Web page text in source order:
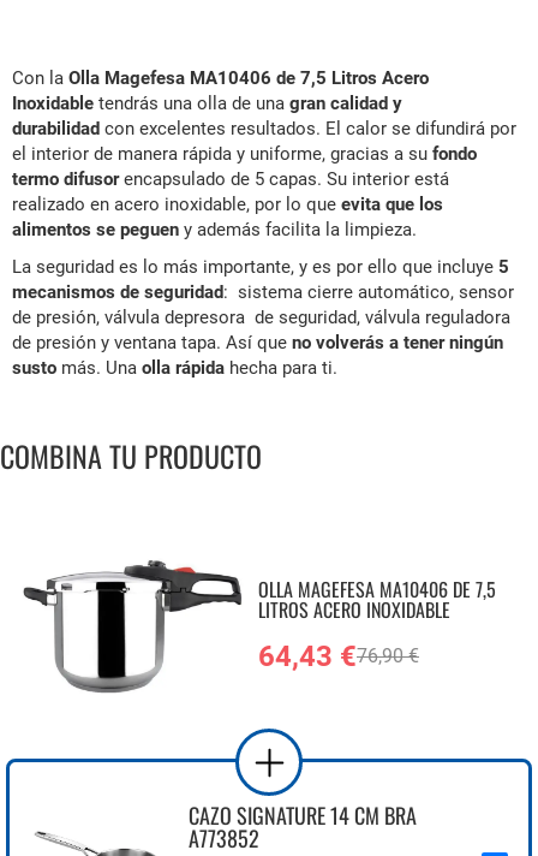
Con la Olla Magefesa MA10406 de 7,5 Litros Acero
Inoxidable tendrás una olla de una gran calidad y
durabilidad con excelentes resultados. El calor se difundirá por
el interior de manera rápida y uniforme, gracias a su fondo
termo difusorencapsulado de 5 capas. Su interior está
realizado en acero inoxidable, por lo que evita que los
alimentos se peguen y además facilita la limpieza.
La seguridad es lo más importante, y es por ello que incluye 5
mecanismos de seguridad: sistema cierre automático, sensor
de presión, válvula depresora de seguridad, válvula reguladora
de presión y ventana tapa. Así que no volverás a tener ningún
susto más. Una olla rápida hecha para ti.
COMBINA TU PRODUCTO
OLLA MAGEFESA MA10406 DE 7,5
LITROS ACERO INOXIDABLE
64,43 €76,90 €
CAZO SIGNATURE 14 CM BRA
A773852